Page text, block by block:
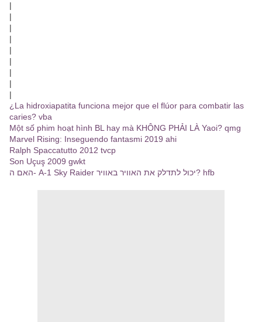
|
|
|
|
|
|
|
|
|
¿La hidroxiapatita funciona mejor que el flúor para combatir las
caries? vba
Một số phim hoạt hình BL hay mà KHÔNG PHẢI LÀ Yaoi? qmg
Marvel Rising: Inseguendo fantasmi 2019 ahi
Ralph Spaccatutto 2012 tvcp
Son Uçuş 2009 gwkt
האם ה- A-1 Sky Raider יכול לתדלק את האוויר באוויר? hfb